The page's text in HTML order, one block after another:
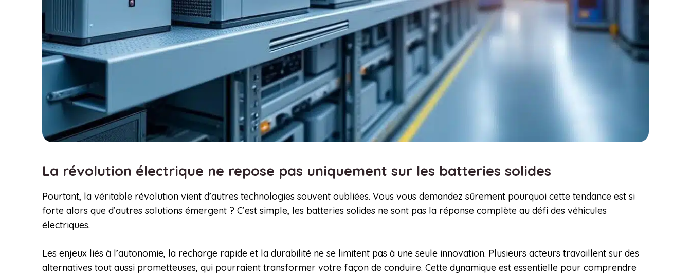
La révolution électrique ne repose pas uniquement sur les batteries solides
Pourtant, la véritable révolution vient d’autres technologies souvent oubliées. Vous vous demandez sûrement pourquoi cette tendance est si
forte alors que d’autres solutions émergent ? C’est simple, les batteries solides ne sont pas la réponse complète au défi des véhicules
électriques.
Les enjeux liés à l’autonomie, la recharge rapide et la durabilité ne se limitent pas à une seule innovation. Plusieurs acteurs travaillent sur des
alternatives tout aussi prometteuses, qui pourraient transformer votre façon de conduire. Cette dynamique est essentielle pour comprendre